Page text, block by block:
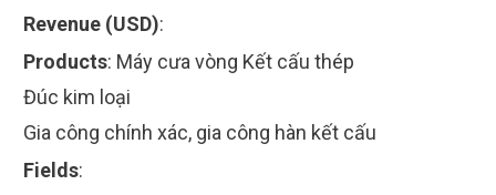
Revenue (USD):
Products: Máy cưa vòng Kết cấu thép
Đúc kim loại
Gia công chính xác, gia công hàn kết cấu
Fields: